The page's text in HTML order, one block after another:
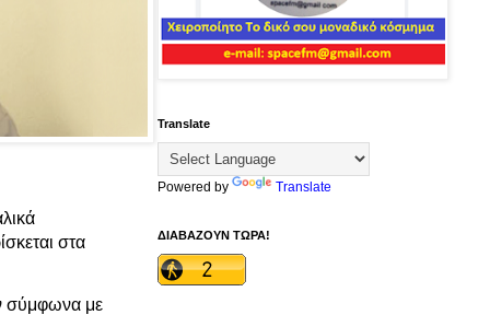
στα
σύμφωνα με
Translate
Powered by Translate
ΔΙΑΒΑΖΟΥΝ ΤΩΡΑ!